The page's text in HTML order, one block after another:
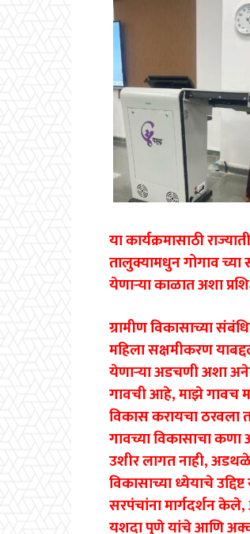
या कार्यक्रमासाठी
तालुक्यामधुन गोगाव
येणाऱ्या काळात अशा
ग्रामीण विकासाच्या
महिला सक्षमीकरण
येणाऱ्या अडचणी अशा
गावची आहे, माझे गावच
विकास करायचा ठरवला
गावच्या विकासाचा
उशीर लागत नाही,
विकासाच्या ध्येयाचे
सरपंचांना मार्गदर्शन
यशदा पुणे यांचे आणि